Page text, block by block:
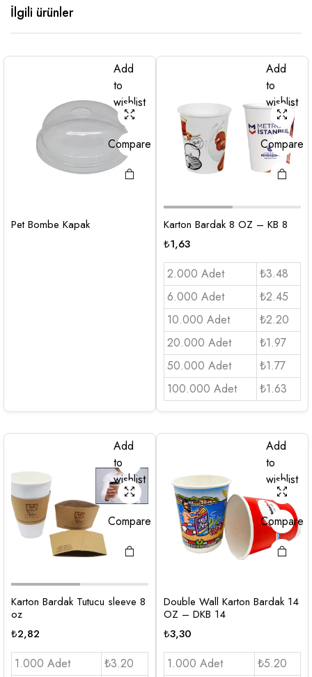
İlgili ürünler
Add
to
wishlist
Compare
Pet Bombe Kapak
Add
to
wishlist
Compare
Karton Bardak 8 OZ – KB 8
₺1,63
2.000 Adet
₺3.48
6.000 Adet
₺2.45
10.000 Adet
₺2.20
20.000 Adet
₺1.97
50.000 Adet
₺1.77
100.000 Adet
₺1.63
Add
to
wishlist
Compare
Karton Bardak Tutucu sleeve 8
oz
₺2,82
1.000 Adet
₺3.20
Add
to
wishlist
Compare
Double Wall Karton Bardak 14
OZ – DKB 14
₺3,30
1.000 Adet
₺5.20